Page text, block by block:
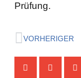
Prüfung.
Zurück
VORHERIGER